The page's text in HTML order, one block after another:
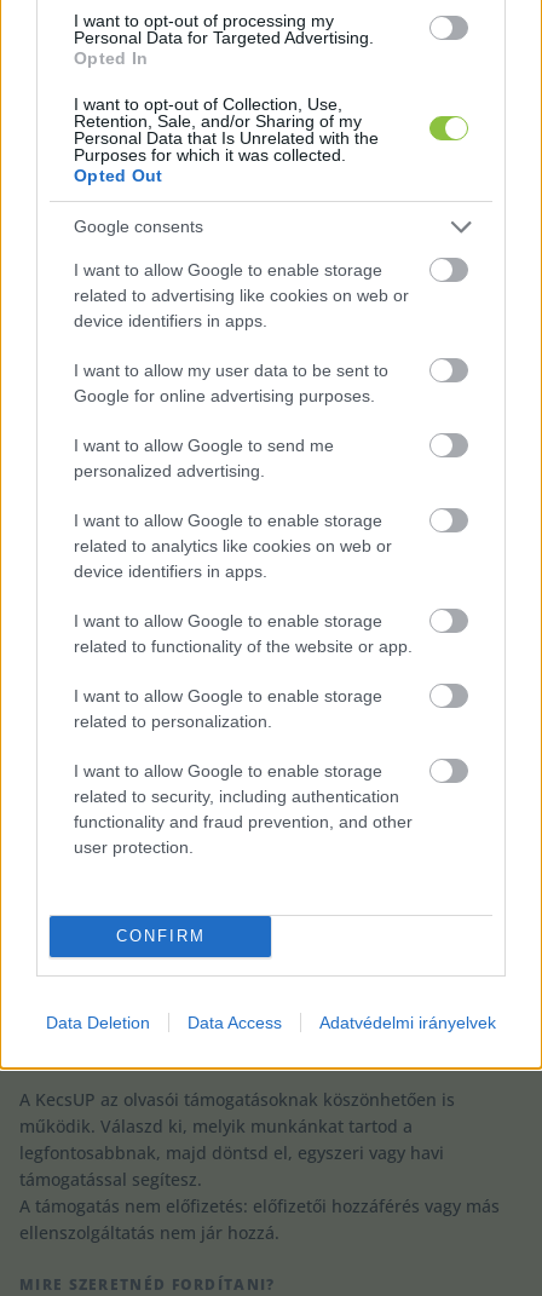
I want to opt-out of processing my
Personal Data for Targeted Advertising.
Opted In
I want to opt-out of Collection, Use,
Retention, Sale, and/or Sharing of my
Personal Data that Is Unrelated with the
Purposes for which it was collected.
Opted Out
Google consents
I want to allow Google to enable storage
related to advertising like cookies on web or
device identifiers in apps.
I want to allow my user data to be sent to
Google for online advertising purposes.
I want to allow Google to send me
personalized advertising.
I want to allow Google to enable storage
related to analytics like cookies on web or
device identifiers in apps.
I want to allow Google to enable storage
related to functionality of the website or app.
I want to allow Google to enable storage
related to personalization.
I want to allow Google to enable storage
related to security, including authentication
functionality and fraud prevention, and other
user protection.
CONFIRM
Data Deletion Data Access Adatvédelmi irányelvek
Zárt, exkluzív cikkek
Teljes archívum elérése
Pénteki prémium hírlevél
50% kedvezmény minden KecsUP Est-re
Éves előfizetéssel érhető el
Magyar Hang előfizetés
Éves előfizetéssel érhető el
KIPRÓBÁLOM A KECSUP‑OT, ELŐFIZETEK 1
HÓNAPRA
Bármikor lemondható.
02
TÁMOGATÁS
A KecsUP az olvasói támogatásoknak köszönhetően is
működik. Válaszd ki, melyik munkánkat tartod a
legfontosabbnak, majd döntsd el, egyszeri vagy havi
támogatással segítesz.
A támogatás nem előfizetés: előfizetői hozzáférés vagy más
ellenszolgáltatás nem jár hozzá.
MIRE SZERETNÉD FORDÍTANI?